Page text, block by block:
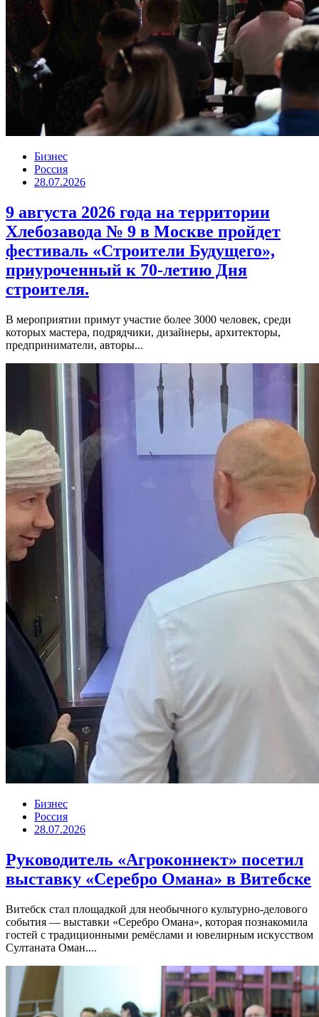
Бизнес
Россия
28.07.2026
9 августа 2026 года на территории
Хлебозавода № 9 в Москве пройдет
фестиваль «Строители Будущего»,
приуроченный к 70-летию Дня
строителя.
В мероприятии примут участие более 3000 человек, среди
которых мастера, подрядчики, дизайнеры, архитекторы,
предприниматели, авторы...
Бизнес
Россия
28.07.2026
Руководитель «Агроконнект» посетил
выставку «Серебро Омана» в Витебске
Витебск стал площадкой для необычного культурно-делового
события — выставки «Серебро Омана», которая познакомила
гостей с традиционными ремёслами и ювелирным искусством
Султаната Оман....